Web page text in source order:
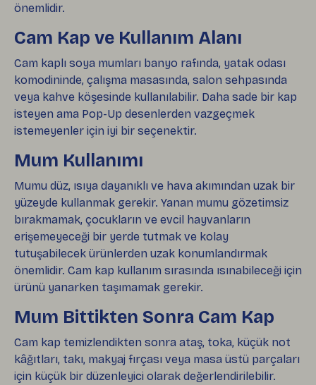
önemlidir.
Cam Kap ve Kullanım Alanı
Cam kaplı soya mumları banyo rafında, yatak odası
komodininde, çalışma masasında, salon sehpasında
veya kahve köşesinde kullanılabilir. Daha sade bir kap
isteyen ama Pop-Up desenlerden vazgeçmek
istemeyenler için iyi bir seçenektir.
Mum Kullanımı
Mumu düz, ısıya dayanıklı ve hava akımından uzak bir
yüzeyde kullanmak gerekir. Yanan mumu gözetimsiz
bırakmamak, çocukların ve evcil hayvanların
erişemeyeceği bir yerde tutmak ve kolay
tutuşabilecek ürünlerden uzak konumlandırmak
önemlidir. Cam kap kullanım sırasında ısınabileceği için
ürünü yanarken taşımamak gerekir.
Mum Bittikten Sonra Cam Kap
Cam kap temizlendikten sonra ataş, toka, küçük not
kâğıtları, takı, makyaj fırçası veya masa üstü parçaları
için küçük bir düzenleyici olarak değerlendirilebilir.